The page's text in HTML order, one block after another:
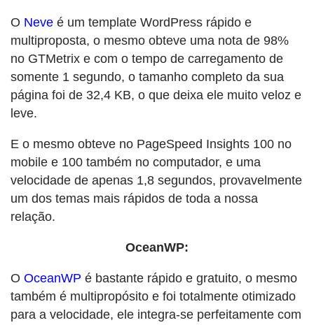
O Neve é um template WordPress rápido e
multiproposta, o mesmo obteve uma nota de 98%
no GTMetrix e com o tempo de carregamento de
somente 1 segundo, o tamanho completo da sua
página foi de 32,4 KB, o que deixa ele muito veloz e
leve.
E o mesmo obteve no PageSpeed Insights 100 no
mobile e 100 também no computador, e uma
velocidade de apenas 1,8 segundos, provavelmente
um dos temas mais rápidos de toda a nossa
relação.
OceanWP:
O OceanWP é bastante rápido e gratuito, o mesmo
também é multipropósito e foi totalmente otimizado
para a velocidade, ele integra-se perfeitamente com